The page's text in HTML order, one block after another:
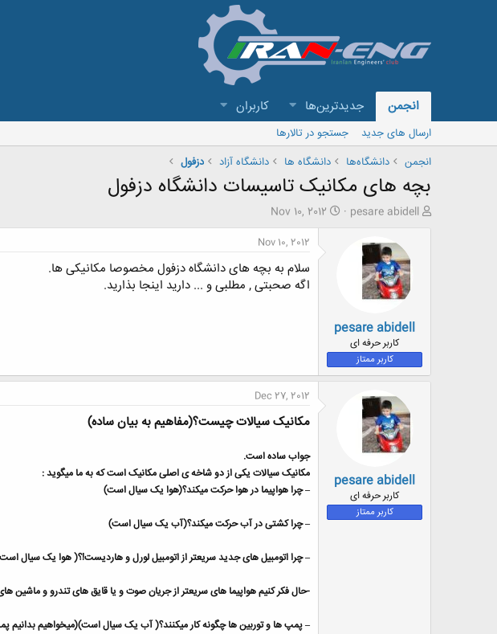
انجمن جدیدترین‌ها کاربران
ارسال های جدید
جستجو در تالارها
انجمن
دانشگاه‌ها دانشگاه ها دانشگاه آزاد دزفول
بچه های مکانیک تاسیسات دانشگاه دزفول
ش
و
ض
pesare abidell
ت
ی
Nov 10, 2012
pesare abidell
کاربر حرفه ای
کاربر ممتاز
Nov 10, 2012
سلام به بچه های دانشگاه دزفول مخصوصا مکانیکی ها.
اگه صحبتی , مطلبی و ... دارید اینجا بذارید.
pesare abidell
کاربر حرفه ای
کاربر ممتاز
Dec 27, 2012
مکانیک سیالات چیست؟(مفاهیم به بیان ساده)
جواب ساده است.
مکانیک سیالات یکی از دو شاخه ی اصلی مکانیک است که به ما میگوید :
– چرا هواپیما در هوا حرکت میکند؟(هوا یک سیال است)
– چرا کشتی در آب حرکت میکند؟(آب یک سیال است)
– چرا اتومبیل های جدید سریعتر از اتومبیل لورل و هاردیست!؟( هوا یک سیال
-حال فکر کنیم هواپیما های سریعتر از جریان صوت و یا قایق های تندرو و
– پمپ ها و توربین ها چگونه کار میکنند؟( آب یک سیال است)(میخواهیم بدانیم